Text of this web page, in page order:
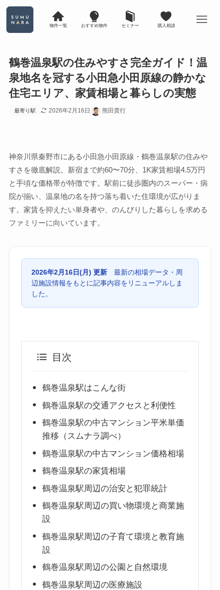
物件一覧 おすすめ物件 セミナー 購入相談
鶴巻温泉駅の住みやすさ完全ガイド！温
泉地名を冠する小田急小田原線の静かな
住宅エリア、家賃相場と暮らしの実態
最寄り駅 2026年2月16日 熊田貴行
神奈川県秦野市にある小田急小田原線・鶴巻温泉駅の住みや
すさを徹底解説。新宿まで約60〜70分、1K家賃相場4.5万円
と手頃な価格帯が特徴です。駅前に徒歩圏内のスーパー・病
院が揃い、温泉地の名を持つ落ち着いた住環境が広がりま
す。家賃を抑えたい単身者や、のんびりした暮らしを求める
ファミリーに向いています。
2026年2月16日(月) 更新最新の相場データ・周
辺施設情報をもとに記事内容をリニューアルしま
した。
目次
鶴巻温泉駅はこんな街
鶴巻温泉駅の交通アクセスと利便性
鶴巻温泉駅の中古マンション平米単価
推移（スムナラ調べ）
鶴巻温泉駅の中古マンション価格相場
鶴巻温泉駅の家賃相場
鶴巻温泉駅周辺の治安と犯罪統計
鶴巻温泉駅周辺の買い物環境と商業施
設
鶴巻温泉駅周辺の子育て環境と教育施
設
鶴巻温泉駅周辺の公園と自然環境
鶴巻温泉駅周辺の医療施設